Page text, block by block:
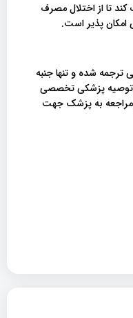
کند تا از اختلال مصرف
امکان پذیر است.
شده و تنها جنبه
توصیه پزشکی تخصصی
مراجعه به پزشک جهت